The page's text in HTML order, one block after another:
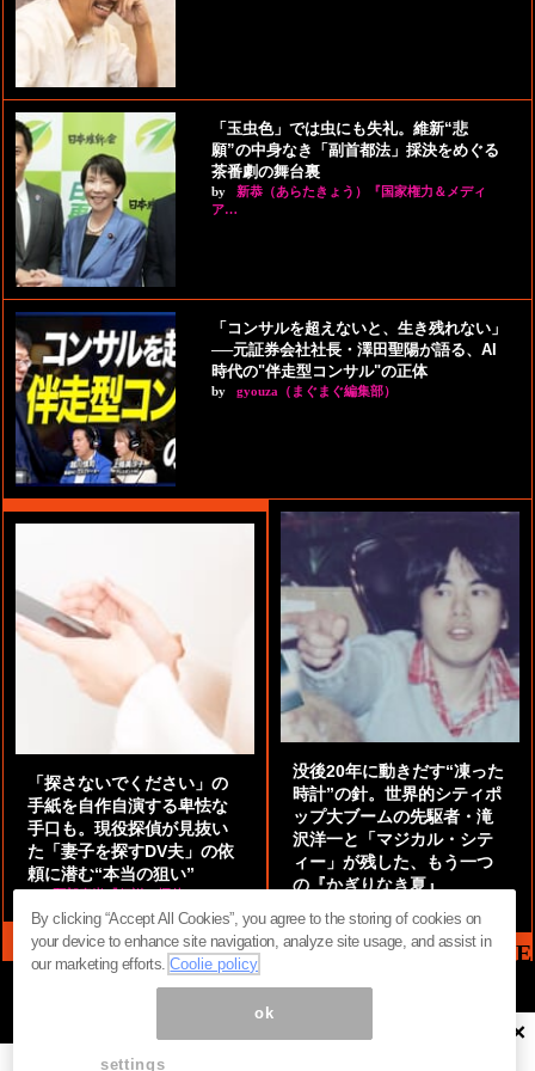
「玉虫色」では虫にも失礼。維新“悲
願”の中身なき「副首都法」採決をめぐる
茶番劇の舞台裏
by
新恭（あらたきょう）『国家権力＆メディ
ア…
「コンサルを超えないと、生き残れない」
──元証券会社社長・澤田聖陽が語る、AI
時代の"伴走型コンサル"の正体
by gyouza（まぐまぐ編集部）
「探さないでください」の
手紙を自作自演する卑怯な
手口も。現役探偵が見抜い
た「妻子を探すDV夫」の依
頼に潜む“本当の狙い”
by 阿部泰尚『伝説の探偵』
没後20年に動きだす“凍った
時計”の針。世界的シティポ
ップ大ブームの先駆者・滝
沢洋一と「マジカル・シテ
ィー」が残した、もう一つ
の『かぎりなき夏』
MAG2 NEWS HEADLINE
ページ内の商標は全て商標権者に属します。無断転載を禁じます。 ©
まぐまぐ！
×
By clicking “Accept All Cookies”, you agree to the storing of cookies on
your device to enhance site navigation, analyze site usage, and assist in
our marketing efforts.Coolie policy
ok
settings